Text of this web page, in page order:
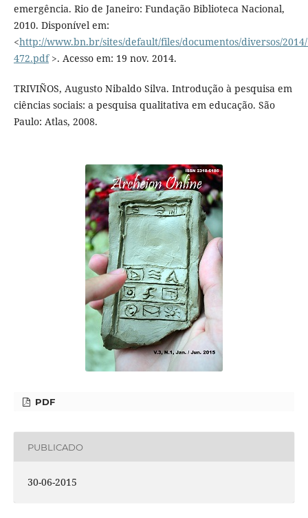
emergência. Rio de Janeiro: Fundação Biblioteca Nacional,
2010. Disponível em:
<http://www.bn.br/sites/default/files/documentos/diversos/
472.pdf>. Acesso em: 19 nov. 2014.
TRIVIÑOS, Augusto Nibaldo Silva. Introdução à pesquisa em
ciências sociais: a pesquisa qualitativa em educação. São
Paulo: Atlas, 2008.
PDF
PUBLICADO
30-06-2015